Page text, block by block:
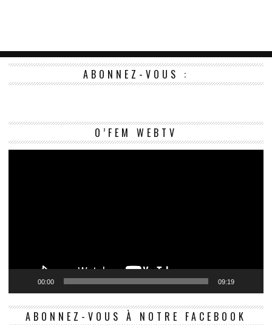
ABONNEZ-VOUS :
O’FEM WEBTV
00:00 09:19
ABONNEZ-VOUS À NOTRE FACEBOOK